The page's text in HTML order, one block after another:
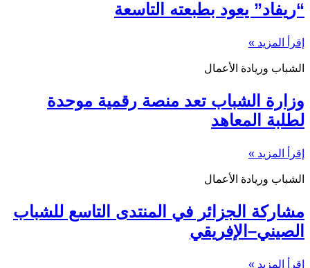
“ريفاد” يعود بطبعته التاسعة
إقرأ المزيد »
الشباب وريادة الأعمال
وزارة الشباب تعد منصة رقمية موحدة
لطلبة المعاهد
إقرأ المزيد »
الشباب وريادة الأعمال
مشاركة الجزائر في المنتدى التاسع للشباب
الصيني–الإفريقي
إقرأ المزيد »